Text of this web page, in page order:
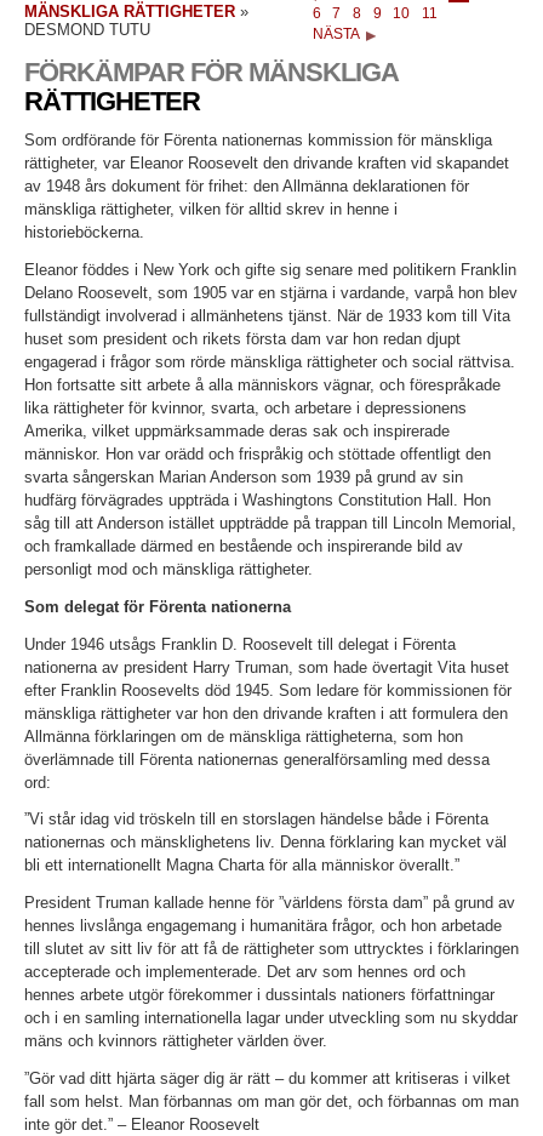
MÄNSKLIGA RÄTTIGHETER »
DESMOND TUTU
6
7 8 9 10
11
NÄSTA
FÖRKÄMPAR FÖR MÄNSKLIGA
RÄTTIGHETER
Som ordförande för Förenta nationernas kommission för mänskliga
rättigheter, var Eleanor Roosevelt den drivande kraften vid skapandet
av 1948 års dokument för frihet: den Allmänna deklarationen för
mänskliga rättigheter, vilken för alltid skrev in henne i
historieböckerna.
Eleanor föddes i New York och gifte sig senare med politikern Franklin
Delano Roosevelt, som 1905 var en stjärna i vardande, varpå hon blev
fullständigt involverad i allmänhetens tjänst. När de 1933 kom till Vita
huset som president och rikets första dam var hon redan djupt
engagerad i frågor som rörde mänskliga rättigheter och social rättvisa.
Hon fortsatte sitt arbete å alla människors vägnar, och förespråkade
lika rättigheter för kvinnor, svarta, och arbetare i depressionens
Amerika, vilket uppmärksammade deras sak och inspirerade
människor. Hon var orädd och frispråkig och stöttade offentligt den
svarta sångerskan Marian Anderson som 1939 på grund av sin
hudfärg förvägrades uppträda i Washingtons Constitution Hall. Hon
såg till att Anderson istället uppträdde på trappan till Lincoln Memorial,
och framkallade därmed en bestående och inspirerande bild av
personligt mod och mänskliga rättigheter.
Som delegat för Förenta nationerna
Under 1946 utsågs Franklin D. Roosevelt till delegat i Förenta
nationerna av president Harry Truman, som hade övertagit Vita huset
efter Franklin Roosevelts död 1945. Som ledare för kommissionen för
mänskliga rättigheter var hon den drivande kraften i att formulera den
Allmänna förklaringen om de mänskliga rättigheterna, som hon
överlämnade till Förenta nationernas generalförsamling med dessa
ord:
”Vi står idag vid tröskeln till en storslagen händelse både i Förenta
nationernas och mänsklighetens liv. Denna förklaring kan mycket väl
bli ett internationellt Magna Charta för alla människor överallt.”
President Truman kallade henne för ”världens första dam” på grund av
hennes livslånga engagemang i humanitära frågor, och hon arbetade
till slutet av sitt liv för att få de rättigheter som uttrycktes i förklaringen
accepterade och implementerade. Det arv som hennes ord och
hennes arbete utgör förekommer i dussintals nationers författningar
och i en samling internationella lagar under utveckling som nu skyddar
mäns och kvinnors rättigheter världen över.
”Gör vad ditt hjärta säger dig är rätt – du kommer att kritiseras i vilket
fall som helst. Man förbannas om man gör det, och förbannas om man
inte gör det.” – Eleanor Roosevelt